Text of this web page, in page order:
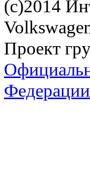
(с)2014
Проект
Федерации